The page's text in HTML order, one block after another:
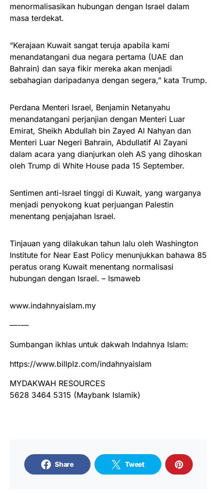
menormalisasikan hubungan dengan Israel dalam
masa terdekat.
“Kerajaan Kuwait sangat teruja apabila kami
menandatangani dua negara pertama (UAE dan
Bahrain) dan saya fikir mereka akan menjadi
sebahagian daripadanya dengan segera,” kata Trump.
Perdana Menteri Israel, Benjamin Netanyahu
menandatangani perjanjian dengan Menteri Luar
Emirat, Sheikh Abdullah bin Zayed Al Nahyan dan
Menteri Luar Negeri Bahrain, Abdullatif Al Zayani
dalam acara yang dianjurkan oleh AS yang dihoskan
oleh Trump di White House pada 15 September.
Sentimen anti-Israel tinggi di Kuwait, yang warganya
menjadi penyokong kuat perjuangan Palestin
menentang penjajahan Israel.
Tinjauan yang dilakukan tahun lalu oleh Washington
Institute for Near East Policy menunjukkan bahawa 85
peratus orang Kuwait menentang normalisasi
hubungan dengan Israel. – Ismaweb
www.indahnyaislam.my
—-—
Sumbangan ikhlas untuk dakwah Indahnya Islam:
https://www.billplz.com/indahnyaislam
MYDAKWAH RESOURCES
5628 3464 5315 (Maybank Islamik)
Share Tweet